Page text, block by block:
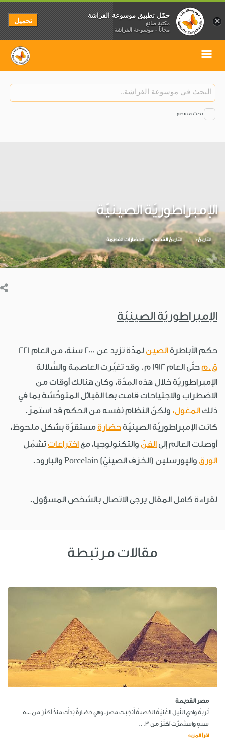
بحث متقدم
الإمبراطوريّة الصينيّة
التاريخ التاريخ القديم الحضارات القديمة
الإمبراطوريّة الصينيّة
حكم الأباطرة الصينلمدّة تزيد عن 2000 سنة، من العام 221
ق.م
حتّى العام 1912 م. وقد تغيّرت العاصمة والسُّلالة
الإمبراطوريّة خلال هذه المدّة، وكان هنالك أوقات من
الاضطراب والاجتياحات قامت بها القبائل المتوحِّشة بما في
ذلك المغول، ولكنّ النظام نفسه من الحكم قد استمرّ.
كانت الإمبراطوريّة الصينيّة حضارة مستقرّة بشكل ملحوظ،
أوصلت العالم إلى الفنّ والتكنولوجيا، مع اختراعاتتشمُل
الورق والپورسلين (الخزف الصينيّ) Porcelain والبارود.
لقراءة كامل المقال يرجى الاتصال بالشخص المسؤول.
مقالات مرتبطة
مصر القديمة
تُربةُ وادي النّيل الغَنيّةُ الخِصبةُ أَنجَبَت مِصرَ، وهي حَضارةٌ بَدأَت منذُ أكثَرَ من 5000
سنةٍ واستَمرَّت أكثَرَ من 3...
اقرأ المزيد
×
حمّل تطبيق موسوعة الفراشة
مكتبة صائغ
مجاناً - موسوعة الفراشة
تحميل